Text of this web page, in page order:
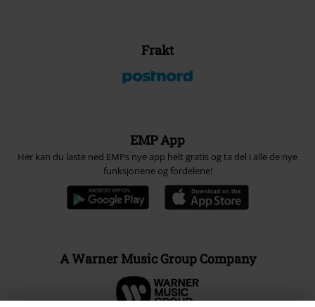
Frakt
EMP App
Her kan du laste ned EMPs nye app helt gratis og ta del i alle de nye
funksjonene og fordelene!
A Warner Music Group Company